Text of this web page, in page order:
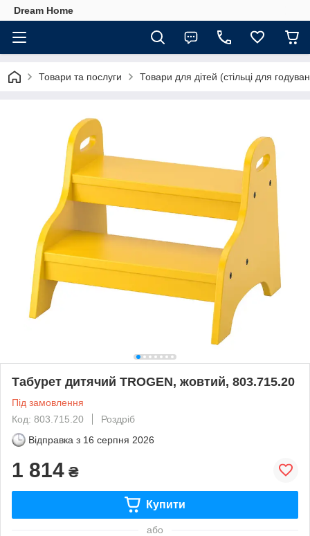
Dream Home
Товари та послуги Товари для дітей (стільці для
Табурет дитячий TROGEN, жовтий, 803.715.20
Під замовлення
Код: 803.715.20
Роздріб
Відправка з 16 серпня 2026
1 814 ₴
Купити
або